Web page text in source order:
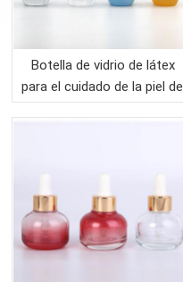
Botella de vidrio de látex
para el cuidado de la piel de
diseño de lujo